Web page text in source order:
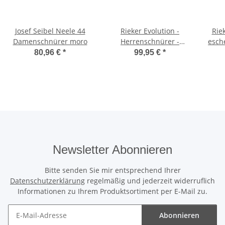
Josef Seibel Neele 44
Damenschnürer moro
80,96 € *
Rieker Evolution -
Herrenschnürer -
schwarz
99,95 € *
Newsletter Abonnieren
Bitte senden Sie mir entsprechend Ihrer
Datenschutzerklärung regelmäßig und jederzeit widerruflich
Informationen zu Ihrem Produktsortiment per E-Mail zu.
Abonnieren